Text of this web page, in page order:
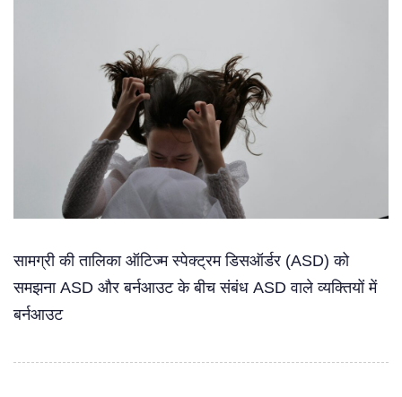
सामग्री की तालिका ऑटिज्म स्पेक्ट्रम डिसऑर्डर (ASD) को
समझना ASD और बर्नआउट के बीच संबंध ASD वाले व्यक्तियों में
बर्नआउट